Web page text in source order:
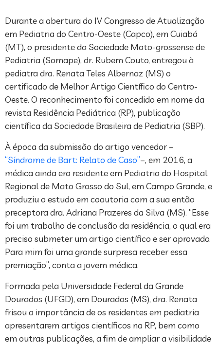
Durante a abertura do IV Congresso de Atualização
em Pediatria do Centro-Oeste (Capco), em Cuiabá
(MT), o presidente da Sociedade Mato-grossense de
Pediatria (Somape), dr. Rubem Couto, entregou à
pediatra dra. Renata Teles Albernaz (MS) o
certificado de Melhor Artigo Científico do Centro-
Oeste. O reconhecimento foi concedido em nome da
revista Residência Pediátrica (RP), publicação
científica da Sociedade Brasileira de Pediatria (SBP).
À época da submissão do artigo vencedor –
“Síndrome de Bart: Relato de Caso”–, em 2016, a
médica ainda era residente em Pediatria do Hospital
Regional de Mato Grosso do Sul, em Campo Grande, e
produziu o estudo em coautoria com a sua então
preceptora dra. Adriana Prazeres da Silva (MS). “Esse
foi um trabalho de conclusão da residência, o qual era
preciso submeter um artigo científico e ser aprovado.
Para mim foi uma grande surpresa receber essa
premiação”, conta a jovem médica.
Formada pela Universidade Federal da Grande
Dourados (UFGD), em Dourados (MS), dra. Renata
frisou a importância de os residentes em pediatria
apresentarem artigos científicos na RP, bem como
em outras publicações, a fim de ampliar a visibilidade